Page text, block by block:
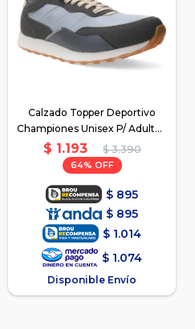
Calzado Topper Deportivo
Championes Unisex P/ Adulto -
Gris2
$ 1.193 $ 3.390
64
$ 895
$ 895
$ 1.014
$ 1.074
Disponible Envío